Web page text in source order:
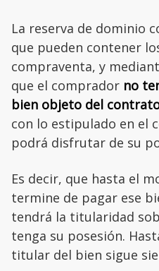
La reserva de dominio
que pueden contener
compraventa, y
que el comprador no
bien objeto del
con lo estipulado en el
podrá disfrutar de su
Es decir, que hasta el
termine de pagar ese
tendrá la titularidad
tenga su posesión.
titular del bien sigue